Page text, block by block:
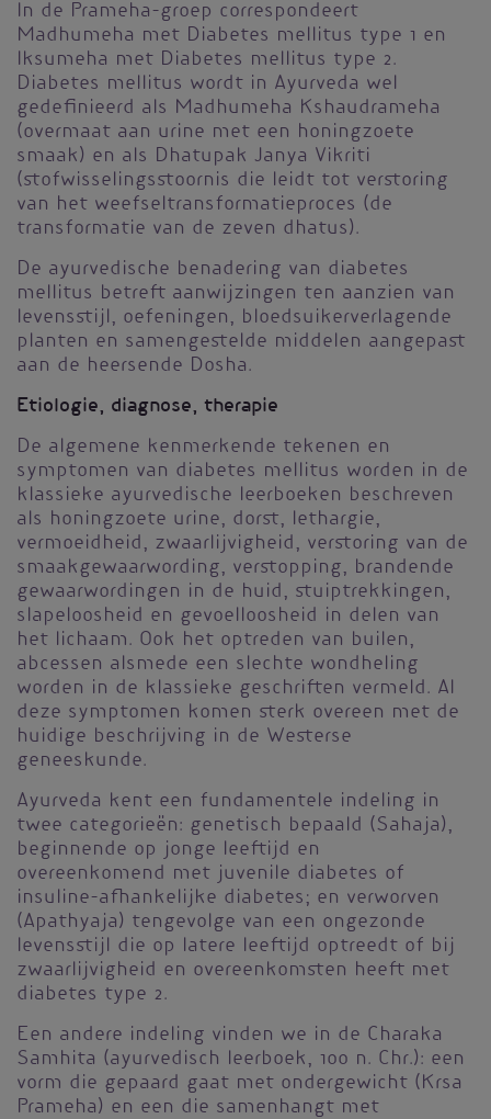
In de Prameha-groep correspondeert
Madhumeha met Diabetes mellitus type 1 en
Iksumeha met Diabetes mellitus type 2.
Diabetes mellitus wordt in Ayurveda wel
gedefinieerd als Madhumeha Kshaudrameha
(overmaat aan urine met een honingzoete
smaak) en als Dhatupak Janya Vikriti
(stofwisselingsstoornis die leidt tot verstoring
van het weefseltransformatieproces (de
transformatie van de zeven dhatus).
De ayurvedische benadering van diabetes
mellitus betreft aanwijzingen ten aanzien van
levensstijl, oefeningen, bloedsuikerverlagende
planten en samengestelde middelen aangepast
aan de heersende Dosha.
Etiologie, diagnose, therapie
De algemene kenmerkende tekenen en
symptomen van diabetes mellitus worden in de
klassieke ayurvedische leerboeken beschreven
als honingzoete urine, dorst, lethargie,
vermoeidheid, zwaarlijvigheid, verstoring van de
smaakgewaarwording, verstopping, brandende
gewaarwordingen in de huid, stuiptrekkingen,
slapeloosheid en gevoelloosheid in delen van
het lichaam. Ook het optreden van builen,
abcessen alsmede een slechte wondheling
worden in de klassieke geschriften vermeld. Al
deze symptomen komen sterk overeen met de
huidige beschrijving in de Westerse
geneeskunde.
Ayurveda kent een fundamentele indeling in
twee categorieën: genetisch bepaald (Sahaja),
beginnende op jonge leeftijd en
overeenkomend met juvenile diabetes of
insuline-afhankelijke diabetes; en verworven
(Apathyaja) tengevolge van een ongezonde
levensstijl die op latere leeftijd optreedt of bij
zwaarlijvigheid en overeenkomsten heeft met
diabetes type 2.
Een andere indeling vinden we in de Charaka
Samhita (ayurvedisch leerboek, 100 n. Chr.): een
vorm die gepaard gaat met ondergewicht (Krsa
Prameha) en een die samenhangt met